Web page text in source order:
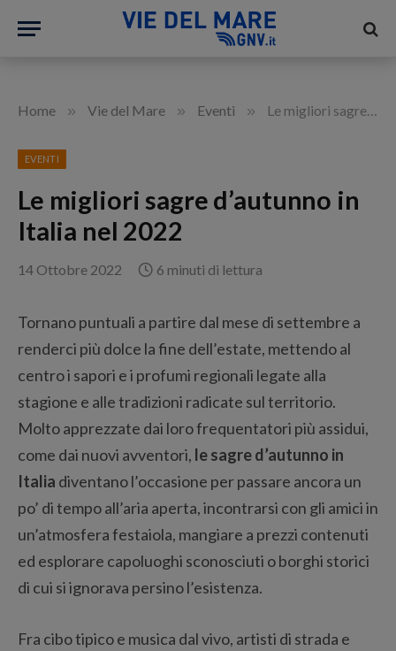
Home » Vie del Mare » Eventi » Le migliori sagre d’autunno in Italia nel 2022
EVENTI
Le migliori sagre d’autunno in
Italia nel 2022
14 Ottobre 2022 6 minuti di lettura
Tornano puntuali a partire dal mese di settembre a
renderci più dolce la fine dell’estate, mettendo al
centro i sapori e i profumi regionali legate alla
stagione e alle tradizioni radicate sul territorio.
Molto apprezzate dai loro frequentatori più assidui,
come dai nuovi avventori, le sagre d’autunno in
Italia diventano l’occasione per passare ancora un
po’ di tempo all’aria aperta, incontrarsi con gli amici in
un’atmosfera festaiola, mangiare a prezzi contenuti
ed esplorare capoluoghi sconosciuti o borghi storici
di cui si ignorava persino l’esistenza.
Fra cibo tipico e musica dal vivo, artisti di strada e